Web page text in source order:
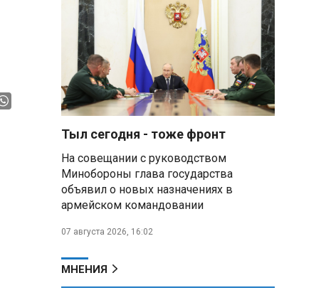
Тыл сегодня - тоже фронт
На совещании с руководством
Минобороны глава государства
объявил о новых назначениях в
армейском командовании
07 августа 2026, 16:02
МНЕНИЯ